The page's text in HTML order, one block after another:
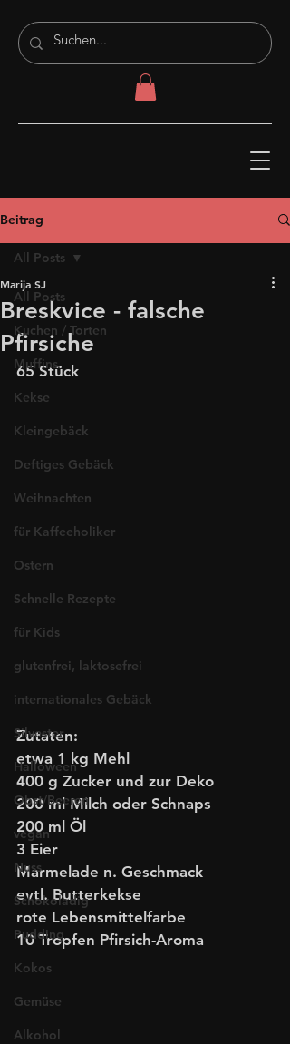
Beitrag
All Posts
Kuchen / Torten
Muffins
Kekse
Kleingebäck
Deftiges Gebäck
Weihnachten
für Kaffeeholiker
Ostern
Schnelle Rezepte
für Kids
glutenfrei, laktosefrei
internationales Gebäck
Silvester
Halloween
Obst/Beeren
vegan
Nuss
Schokoladig
Pudding
Kokos
Gemüse
Alkohol
All Posts
Breskvice - falsche
Pfirsiche
Marija SJ
65 Stück
Zutaten:
etwa 1 kg Mehl
400 g Zucker und zur Deko
200 ml Milch oder Schnaps
200 ml Öl
3 Eier
Marmelade n. Geschmack
evtl. Butterkekse
rote Lebensmittelfarbe
10 Tropfen Pfirsich-Aroma